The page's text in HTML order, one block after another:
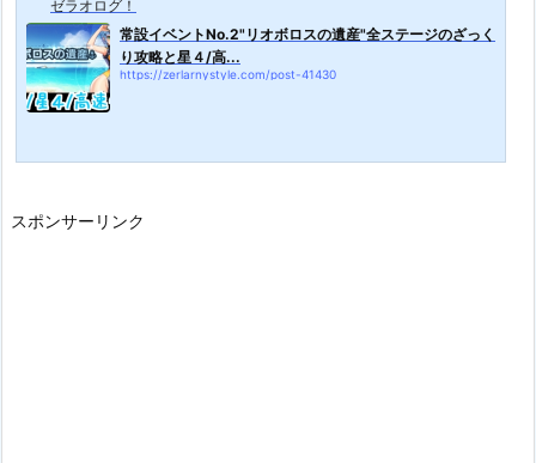
ゼラオログ！
常設イベントNo.2"リオボロスの遺産"全ステージのざっく
り攻略と星４/高...
https://zerlarnystyle.com/post-41430
スポンサーリンク